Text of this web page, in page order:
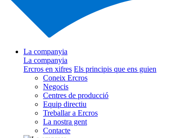
La companyia
La companyia
Ercros en xifres Els principis que ens guien
Coneix Ercros
Negocis
Centres de producció
Equip directiu
Treballar a Ercros
La nostra gent
Contacte